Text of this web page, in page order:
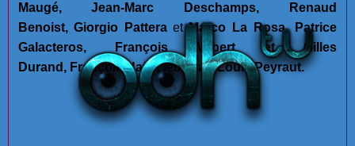
Maugé, Jean-Marc Deschamps,
Renaud
Benoist, Giorgio Pattera etMarco La Rosa, Patrice
Galacteros, François Vilbert et Gilles
Durand, François Haÿs,feuJean-Louis Peyraut.